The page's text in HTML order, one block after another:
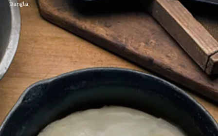
ডিম এমনই একটা জিনিস, যেটা রান্না করতে গিয়ে
বিভিন্ন ধরনের তেল ব্যবহার করা হয়। বাটার থেকে তেল
নানা জিনিস দিয়েই এই সুস্বাদু ডিম রান্না করা হয়।
Image credits: Getty
Bangla